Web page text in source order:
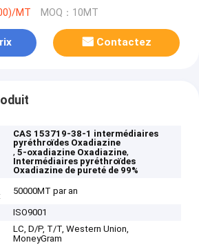
MT MOQ：10MT
Contactez
CAS 153719-38-1 intermédiaires
pyréthroïdes Oxadiazine
,5-oxadiazine Oxadiazine,
Intermédiaires pyréthroïdes
Oxadiazine de pureté de 99%
50000MT par an
ISO9001
LC, D/P, T/T, Western Union,
MoneyGram